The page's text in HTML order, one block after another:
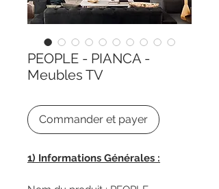
PEOPLE - PIANCA -
Meubles TV
Commander et payer
1) Informations Générales :